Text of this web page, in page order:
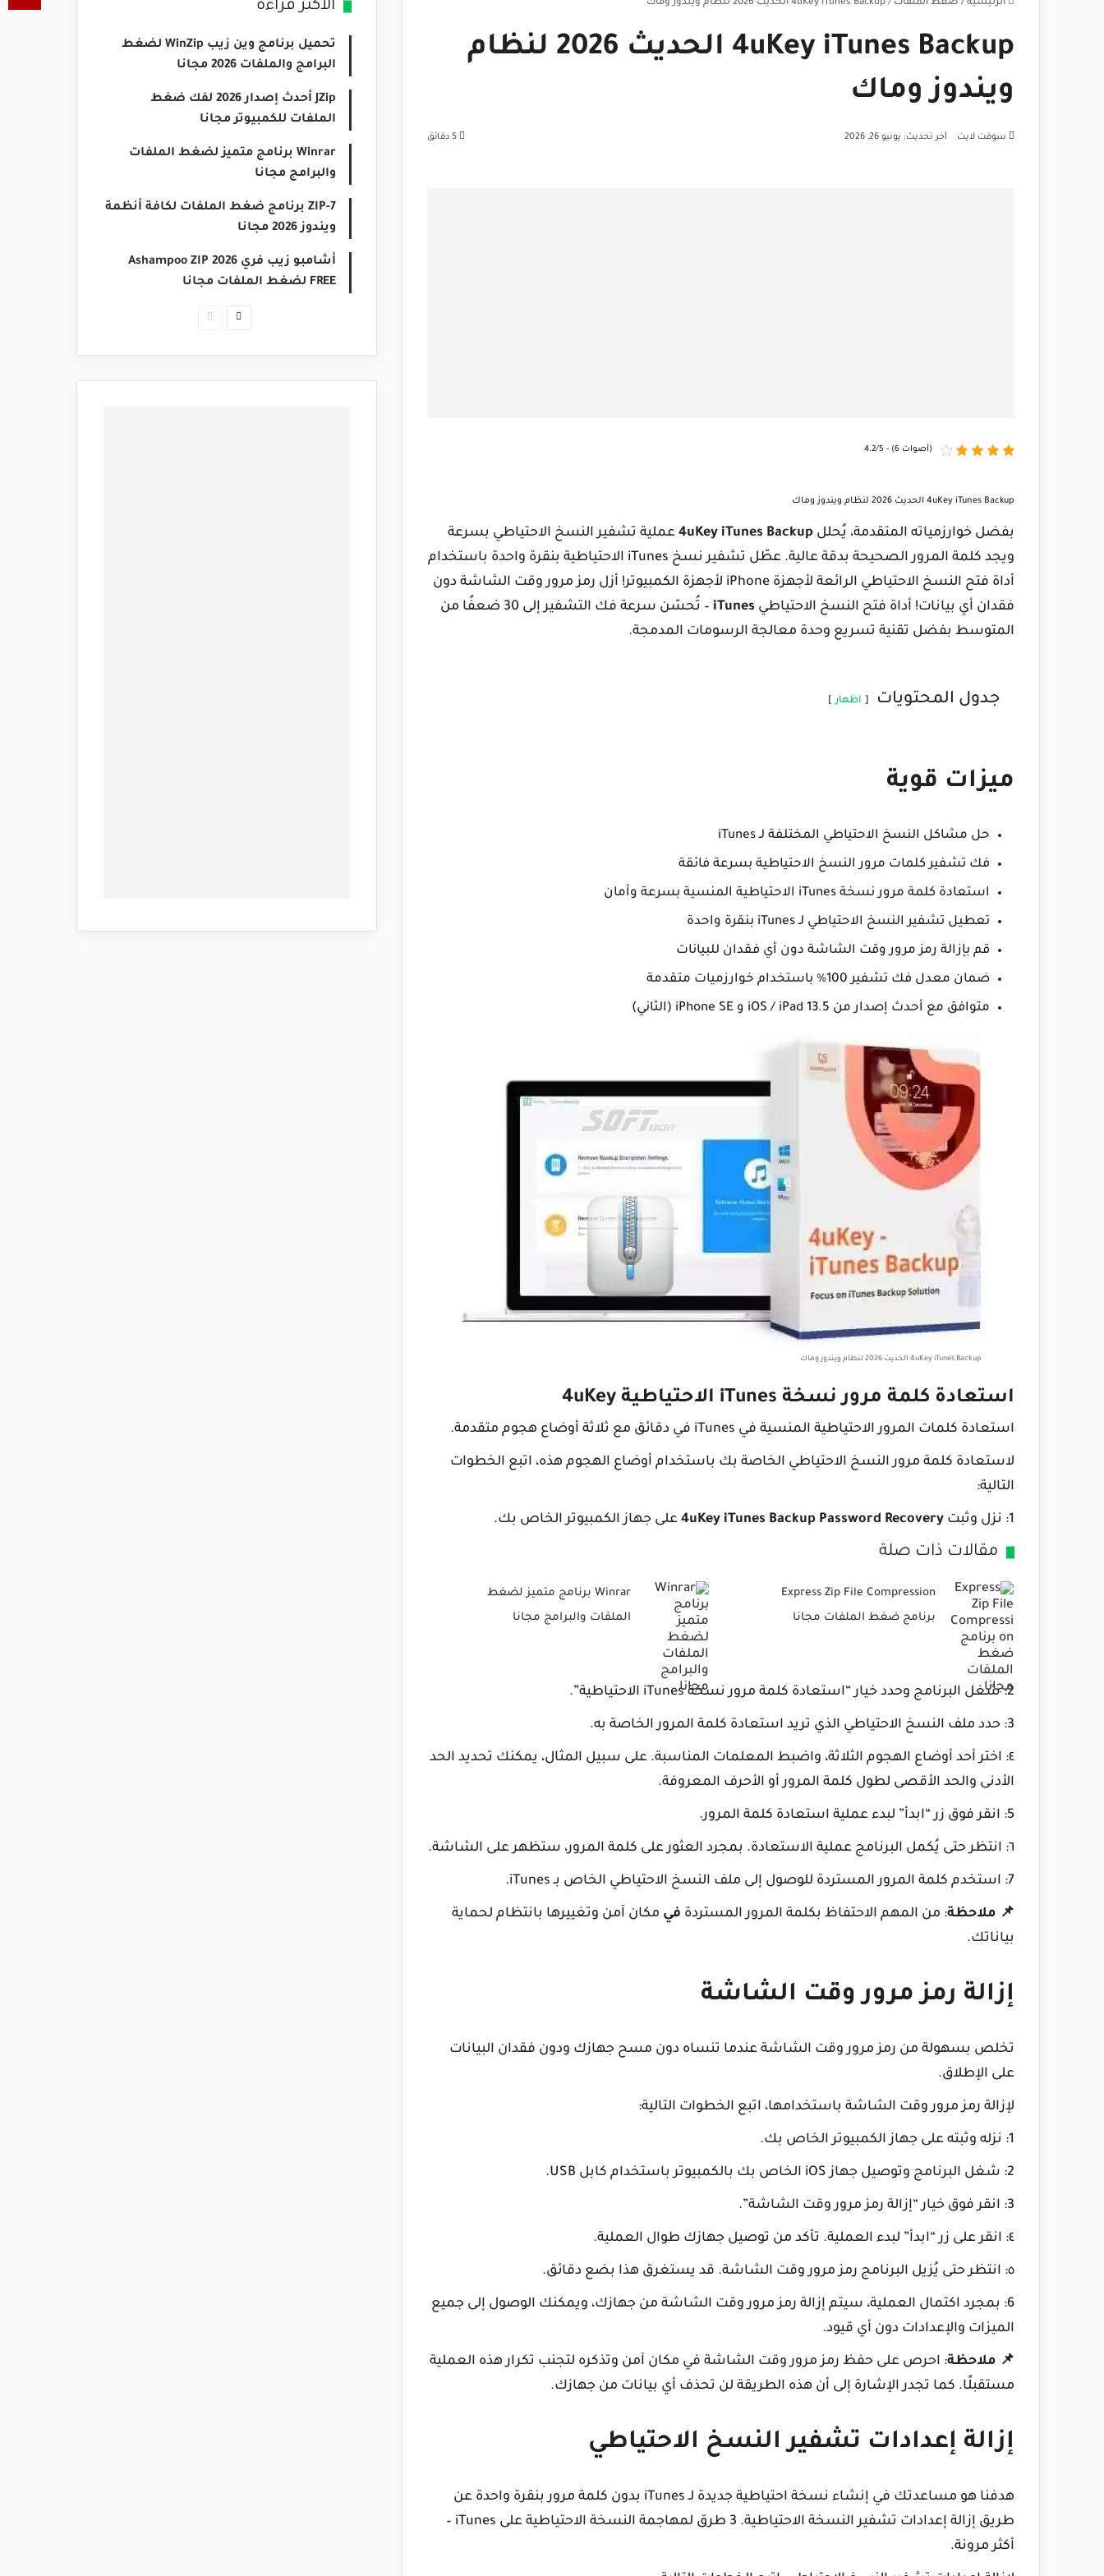
الرئيسية / ضغط الملفات / 4uKey iTunes Backup الحديث 2026 لنظام ويندوز وماك
4uKey iTunes Backup الحديث 2026 لنظام
ويندوز وماك
سوفت لايت آخر تحديث: يونيو 26, 2026
4.2/5 - (6 أصوات)
4uKey iTunes Backup الحديث 2026 لنظام ويندوز وماك
بفضل خوارزمياته المتقدمة، يُحلل 4uKey iTunes Backup عملية تشفير النسخ الاحتياطي بسرعة
ويجد كلمة المرور الصحيحة بدقة عالية. عطّل تشفير نسخ iTunes الاحتياطية بنقرة واحدة باستخدام
أداة فتح النسخ الاحتياطي الرائعة لأجهزة iPhone لأجهزة الكمبيوتر! أزل رمز مرور وقت الشاشة دون
فقدان أي بيانات! أداة فتح النسخ الاحتياطي iTunes
– تُحسّن سرعة فك التشفير إلى 30 ضعفًا من
المتوسط بفضل تقنية تسريع وحدة معالجة الرسومات المدمجة.
جدول المحتويات اظهار
ميزات قوية
حل مشاكل النسخ الاحتياطي المختلفة لـ iTunes
فك تشفير كلمات مرور النسخ الاحتياطية بسرعة فائقة
استعادة كلمة مرور نسخة iTunes الاحتياطية المنسية بسرعة وأمان
تعطيل تشفير النسخ الاحتياطي لـ iTunes بنقرة واحدة
قم بإزالة رمز مرور وقت الشاشة دون أي فقدان للبيانات
ضمان معدل فك تشفير 100٪ باستخدام خوارزميات متقدمة
متوافق مع أحدث إصدار من iOS / iPad 13.5 و iPhone SE (الثاني)
4uKey iTunes Backup الحديث 2026 لنظام ويندوز وماك
استعادة كلمة مرور نسخة iTunes الاحتياطية 4uKey
استعادة كلمات المرور الاحتياطية المنسية في iTunes في دقائق مع ثلاثة أوضاع هجوم متقدمة.
لاستعادة كلمة مرور النسخ الاحتياطي الخاصة بك باستخدام أوضاع الهجوم هذه، اتبع الخطوات
التالية:
1: نزل وثبت 4uKey iTunes Backup Password Recovery على جهاز الكمبيوتر الخاص بك.
مقالات ذات صلة
Express Zip File Compression
برنامج ضغط الملفات مجانا
Winrar برنامج متميز لضغط
الملفات والبرامج مجانا
2: شغل البرنامج وحدد خيار “استعادة كلمة مرور نسخة iTunes الاحتياطية”.
3: حدد ملف النسخ الاحتياطي الذي تريد استعادة كلمة المرور الخاصة به.
٤: اختر أحد أوضاع الهجوم الثلاثة، واضبط المعلمات المناسبة. على سبيل المثال، يمكنك تحديد الحد
الأدنى والحد الأقصى لطول كلمة المرور أو الأحرف المعروفة.
5: انقر فوق زر “ابدأ” لبدء عملية استعادة كلمة المرور.
٦: انتظر حتى يُكمل البرنامج عملية الاستعادة. بمجرد العثور على كلمة المرور، ستظهر على الشاشة.
7: استخدم كلمة المرور المستردة للوصول إلى ملف النسخ الاحتياطي الخاص بـ iTunes.
📌 ملاحظة: من المهم الاحتفاظ بكلمة المرور المستردة في مكان آمن وتغييرها بانتظام لحماية
بياناتك.
إزالة رمز مرور وقت الشاشة
تخلص بسهولة من رمز مرور وقت الشاشة عندما تنساه دون مسح جهازك ودون فقدان البيانات
على الإطلاق.
لإزالة رمز مرور وقت الشاشة باستخدامها، اتبع الخطوات التالية:
1: نزله وثبته على جهاز الكمبيوتر الخاص بك.
2: شغل البرنامج وتوصيل جهاز iOS الخاص بك بالكمبيوتر باستخدام كابل USB.
3: انقر فوق خيار “إزالة رمز مرور وقت الشاشة”.
٤: انقر على زر “ابدأ” لبدء العملية. تأكد من توصيل جهازك طوال العملية.
٥: انتظر حتى يُزيل البرنامج رمز مرور وقت الشاشة. قد يستغرق هذا بضع دقائق.
6: بمجرد اكتمال العملية، سيتم إزالة رمز مرور وقت الشاشة من جهازك، ويمكنك الوصول إلى جميع
الميزات والإعدادات دون أي قيود.
📌 ملاحظة: احرص على حفظ رمز مرور وقت الشاشة في مكان آمن وتذكره لتجنب تكرار هذه العملية
مستقبلًا. كما تجدر الإشارة إلى أن هذه الطريقة لن تحذف أي بيانات من جهازك.
إزالة إعدادات تشفير النسخ الاحتياطي
هدفنا هو مساعدتك في إنشاء نسخة احتياطية جديدة لـ iTunes بدون كلمة مرور بنقرة واحدة عن
طريق إزالة إعدادات تشفير النسخة الاحتياطية. 3 طرق لمهاجمة النسخة الاحتياطية على iTunes –
أكثر مرونة.
الأكثر قراءة
تحميل برنامج وين زيب WinZip لضغط
البرامج والملفات 2026 مجانا
JZip أحدث إصدار 2026 لفك ضغط
الملفات للكمبيوتر مجانا
Winrar برنامج متميز لضغط الملفات
والبرامج مجانا
7-ZIP برنامج ضغط الملفات لكافة أنظمة
ويندوز 2026 مجانا
أشامبو زيب فري 2026 Ashampoo ZIP
FREE لضغط الملفات مجانا
الصفحة